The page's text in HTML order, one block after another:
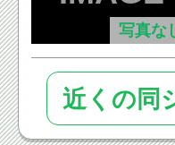
写真な
近くの同